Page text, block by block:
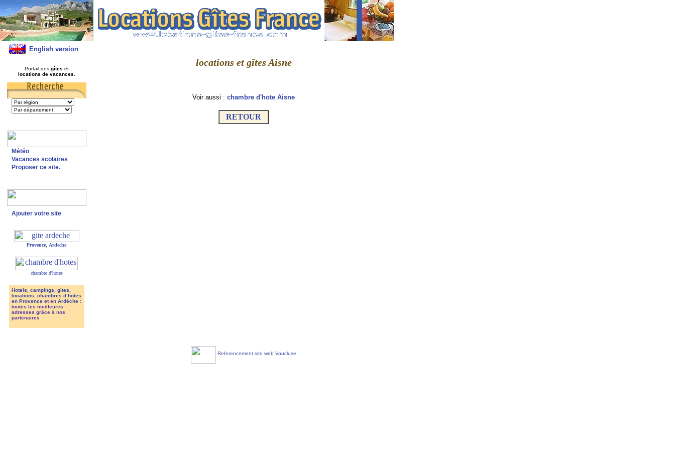
English version
Portail des gîtes et
locations de vacances
Météo
Vacances scolaires
Proposer ce site.
Ajouter votre site
Provence Ardeche
chambre d'hotes
Hotels campings gites
locations
chambres d’hotes
en Provenceet en Ardèche:
toutes les meilleures
adresses grâce à nos
partenaires
locations et gîtes Aisne
Voir aussi : chambre d'hote Aisne
RETOUR
Referencement site web Vaucluse